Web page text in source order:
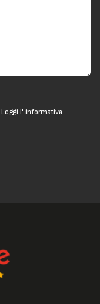
l' informativa